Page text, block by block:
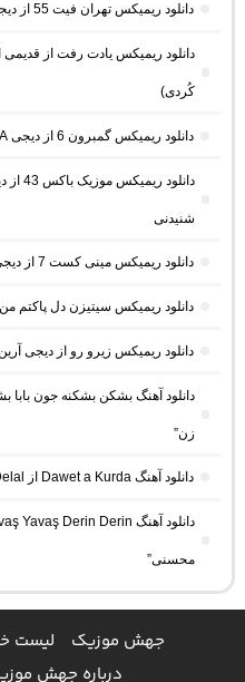
دانلود ریمیکس تهران فیت 55 از دیجی باربد و محمد موریانی
دانلود ریمیکس یادت رفت از
کُردی)
دانلود ریمیکس گمبرون 6 از دیجی 4A (ریمیکس طولانی شاد بندری جنوبی)
شنیدنی
دانلود ریمیکس مینی کست 7 از دیجی مهراس
دانلود ریمیکس سیتیزن دل پاکتم
دانلود ریمیکس زیرو رو از دیجی
دانلود آهنگ بشکن بشکنه جون بابا
زن”
دانلود آهنگ Dawet a Kurda از Delal “هوش مصنوعی کرد ترند اینستا”
محسنی”
جهش موزیک لیست
درباره جهش